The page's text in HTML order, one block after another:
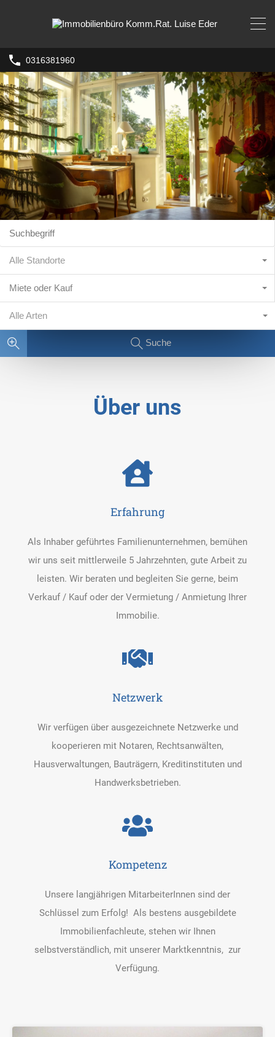
0316381960
Alle Standorte
Miete oder Kauf
Alle Arten
Suche
Über uns
Erfahrung
Als Inhaber geführtes Familienunternehmen, bemühen
wir uns seit mittlerweile 5 Jahrzehnten, gute Arbeit zu
leisten. Wir beraten und begleiten Sie gerne, beim
Verkauf / Kauf oder der Vermietung / Anmietung Ihrer
Immobilie.
Netzwerk
Wir verfügen über ausgezeichnete Netzwerke und
kooperieren mit Notaren, Rechtsanwälten,
Hausverwaltungen, Bauträgern, Kreditinstituten und
Handwerksbetrieben.
Kompetenz
Unsere langjährigen MitarbeiterInnen sind der
Schlüssel zum Erfolg! Als bestens ausgebildete
Immobilienfachleute, stehen wir Ihnen
selbstverständlich, mit unserer Marktkenntnis, zur
Verfügung.